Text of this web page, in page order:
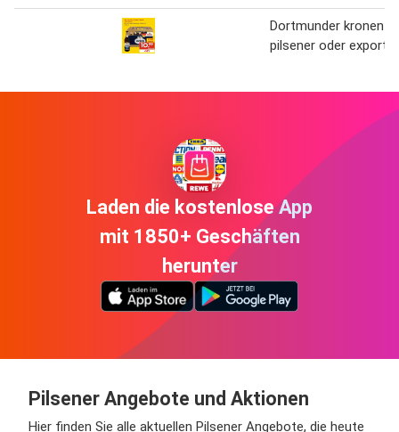
Dortmunder kronen
pilsener oder export
Laden die kostenlose App
mit 1850+ Geschäften
herunter
Pilsener Angebote und Aktionen
Hier finden Sie alle aktuellen Pilsener Angebote, die heute